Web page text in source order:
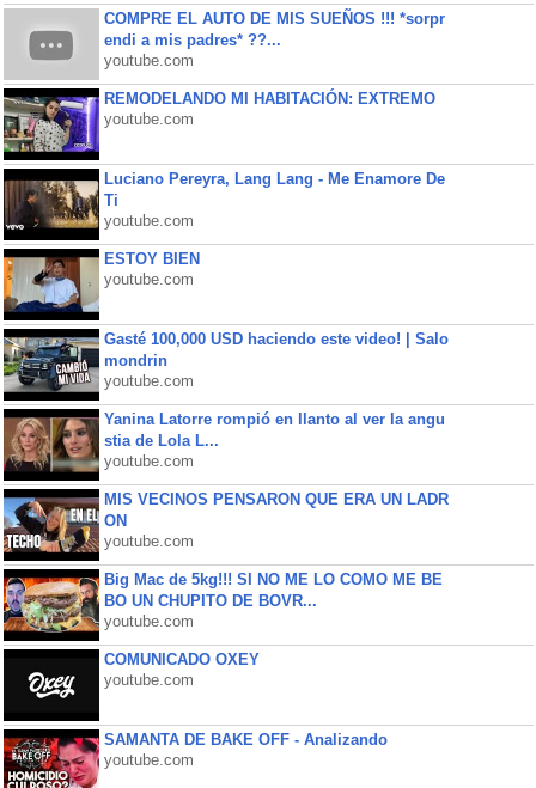
COMPRE EL AUTO DE MIS SUEÑOS !!! *sorpr
endi a mis padres* ??...
youtube.com
REMODELANDO MI HABITACIÓN: EXTREMO
youtube.com
Luciano Pereyra, Lang Lang - Me Enamore De
Ti
youtube.com
ESTOY BIEN
youtube.com
Gasté 100,000 USD haciendo este video! | Salo
mondrin
youtube.com
Yanina Latorre rompió en llanto al ver la angu
stia de Lola L...
youtube.com
MIS VECINOS PENSARON QUE ERA UN LADR
ON
youtube.com
Big Mac de 5kg!!! SI NO ME LO COMO ME BE
BO UN CHUPITO DE BOVR...
youtube.com
COMUNICADO OXEY
youtube.com
SAMANTA DE BAKE OFF - Analizando
youtube.com